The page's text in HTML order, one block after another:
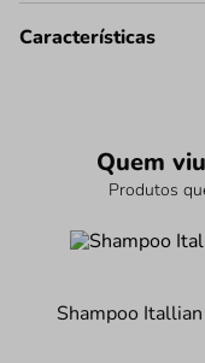
Características
Quem
Produtos
Shampoo